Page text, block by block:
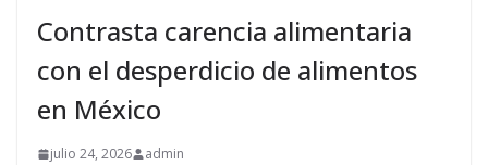
Contrasta carencia alimentaria
con el desperdicio de alimentos
en México
julio 24, 2026 admin